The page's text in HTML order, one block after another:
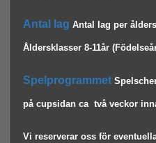
Antal lag Antal lag per
Åldersklasser 8-11år
Spelprogrammet
på cupsidan ca  två veckor
Vi reserverar oss för